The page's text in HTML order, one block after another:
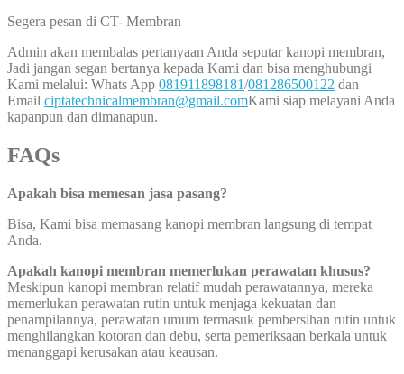
Segera pesan di CT- Membran
Admin akan membalas pertanyaan Anda seputar kanopi membran,
Jadi jangan segan bertanya kepada Kami dan bisa menghubungi
Kami melalui: Whats App 081911898181/081286500122 dan
Email ciptatechnicalmembran@gmail.comKami siap melayani Anda
kapanpun dan dimanapun.
FAQs
Apakah bisa memesan jasa pasang?
Bisa, Kami bisa memasang kanopi membran langsung di tempat
Anda.
Apakah kanopi membran memerlukan perawatan khusus?
Meskipun kanopi membran relatif mudah perawatannya, mereka
memerlukan perawatan rutin untuk menjaga kekuatan dan
penampilannya, perawatan umum termasuk pembersihan rutin untuk
menghilangkan kotoran dan debu, serta pemeriksaan berkala untuk
menanggapi kerusakan atau keausan.